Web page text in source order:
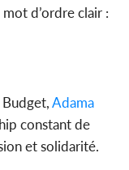
d’ordre clair :
Adama
constant de
et solidarité.